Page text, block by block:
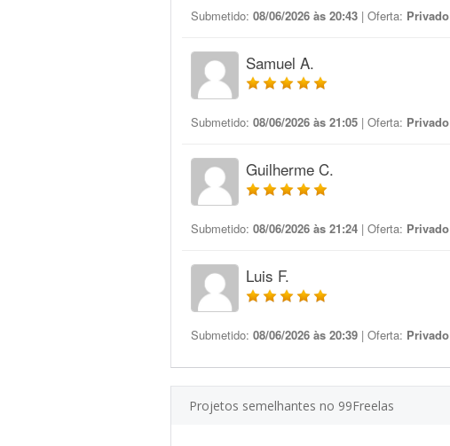
Submetido: 08/06/2026 às 20:43 | Oferta: Privado
Samuel A.
Submetido: 08/06/2026 às 21:05 | Oferta: Privado
Guilherme C.
Submetido: 08/06/2026 às 21:24 | Oferta: Privado
Luis F.
Submetido: 08/06/2026 às 20:39 | Oferta: Privado
Projetos semelhantes no 99Freelas